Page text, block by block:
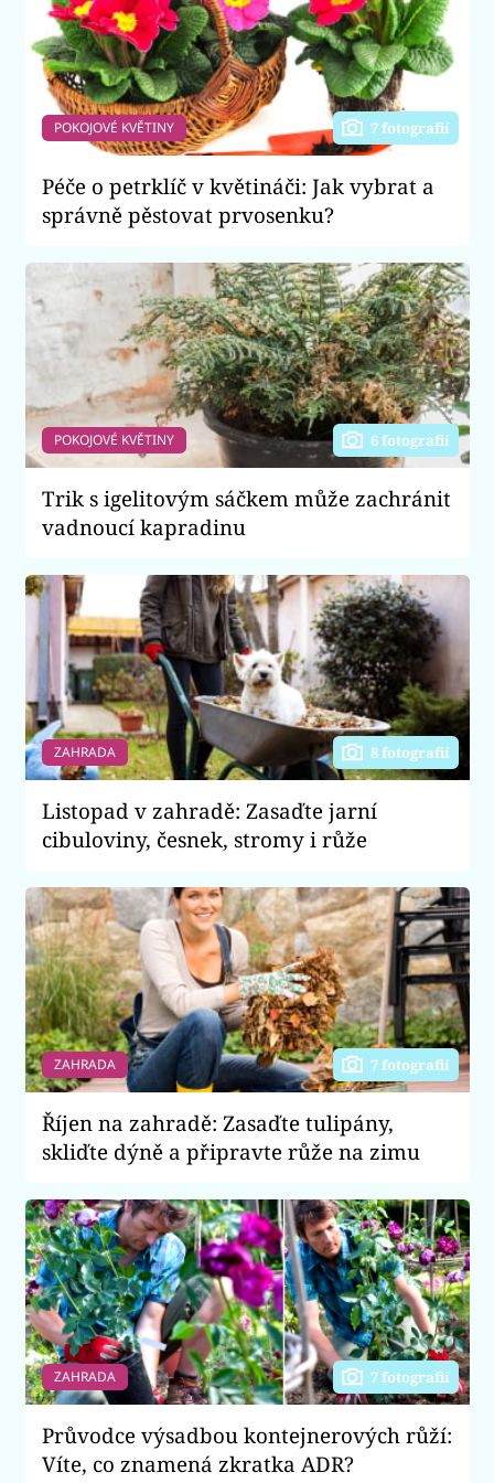
POKOJOVÉ KVĚTINY 7 fotografií
Péče o petrklíč v květináči: Jak vybrat a
správně pěstovat prvosenku?
POKOJOVÉ KVĚTINY 6 fotografií
Trik s igelitovým sáčkem může zachránit
vadnoucí kapradinu
ZAHRADA 8 fotografií
Listopad v zahradě: Zasaďte jarní
cibuloviny, česnek, stromy i růže
ZAHRADA 7 fotografií
Říjen na zahradě: Zasaďte tulipány,
skliďte dýně a připravte růže na zimu
ZAHRADA 7 fotografií
Průvodce výsadbou kontejnerových růží:
Víte, co znamená zkratka ADR?